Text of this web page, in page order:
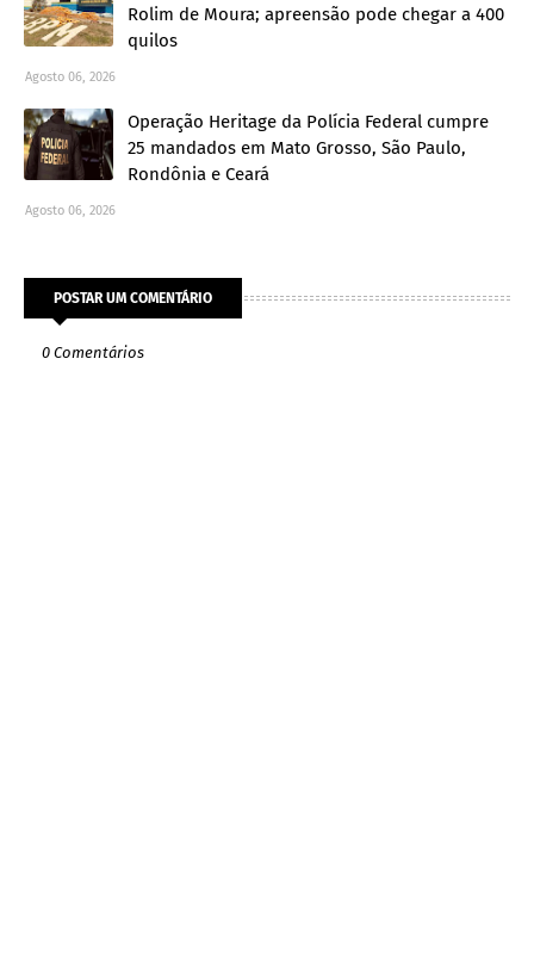
Rolim de Moura; apreensão pode chegar a 400
quilos
Agosto 06, 2026
Operação Heritage da Polícia Federal cumpre
25 mandados em Mato Grosso, São Paulo,
Rondônia e Ceará
Agosto 06, 2026
POSTAR UM COMENTÁRIO
0 Comentários